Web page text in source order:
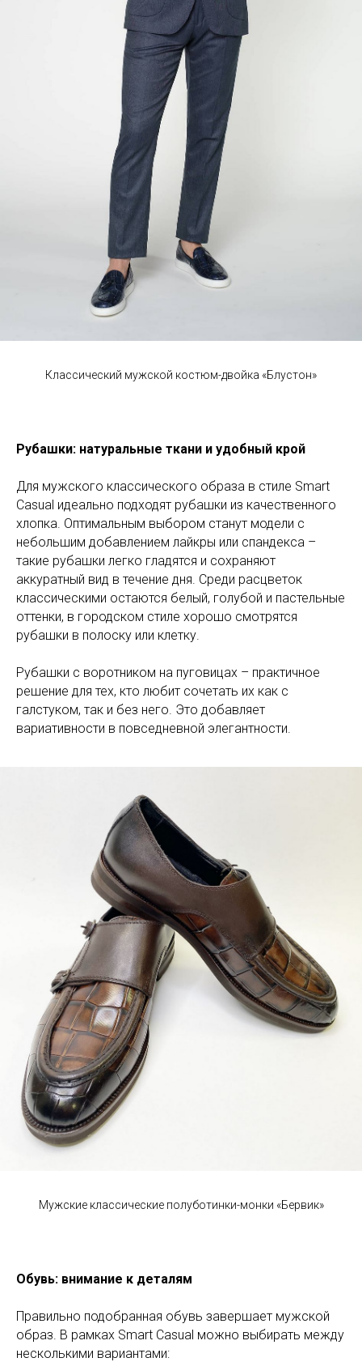
Классический мужской костюм-двойка «Блустон»
Рубашки: натуральные ткани и удобный крой
Для мужского классического образа в стиле Smart
Casual идеально подходят рубашки из качественного
хлопка. Оптимальным выбором станут модели с
небольшим добавлением лайкры или спандекса –
такие рубашки легко гладятся и сохраняют
аккуратный вид в течение дня. Среди расцветок
классическими остаются белый, голубой и пастельные
оттенки, в городском стиле хорошо смотрятся
рубашки в полоску или клетку.
Рубашки с воротником на пуговицах – практичное
решение для тех, кто любит сочетать их как с
галстуком, так и без него. Это добавляет
вариативности в повседневной элегантности.
Мужские классические полуботинки-монки «Бервик»
Обувь: внимание к деталям
Правильно подобранная обувь завершает мужской
образ. В рамках Smart Casual можно выбирать между
несколькими вариантами: